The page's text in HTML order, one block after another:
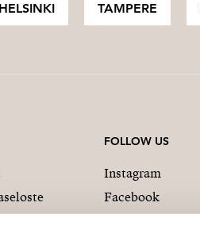
HELSINKI TAMPERE
FOLLOW US
Instagram
Facebook